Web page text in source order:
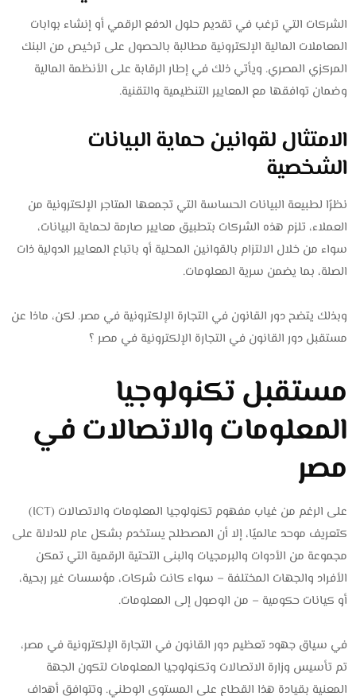
الشركات التي ترغب في تقديم حلول الدفع الرقمي أو إنشاء بوابات
المعاملات المالية الإلكترونية مطالبة بالحصول على ترخيص من البنك
المركزي المصري. ويأتي ذلك في إطار الرقابة على الأنظمة المالية
وضمان توافقها مع المعايير التنظيمية والتقنية.
الامتثال لقوانين حماية البيانات
الشخصية
نظرًا لطبيعة البيانات الحساسة التي تجمعها المتاجر الإلكترونية من
العملاء، تلزم هذه الشركات بتطبيق معايير صارمة لحماية البيانات،
سواء من خلال الالتزام بالقوانين المحلية أو باتباع المعايير الدولية ذات
الصلة، بما يضمن سرية المعلومات.
وبذلك يتضح دور القانون في التجارة الإلكترونية في مصر. لكن، ماذا عن
مستقبل دور القانون في التجارة الإلكترونية في مصر ؟
مستقبل تكنولوجيا
المعلومات والاتصالات في
مصر
على الرغم من غياب مفهوم تكنولوجيا المعلومات والاتصالات (ICT)
كتعريف موحد عالميًا، إلا أن المصطلح يستخدم بشكل عام للدلالة على
مجموعة من الأدوات والبرمجيات والبنى التحتية الرقمية التي تمكن
الأفراد والجهات المختلفة – سواء كانت شركات، مؤسسات غير ربحية،
أو كيانات حكومية – من الوصول إلى المعلومات.
في سياق جهود تعظيم دور القانون في التجارة الإلكترونية في مصر،
تم تأسيس وزارة الاتصالات وتكنولوجيا المعلومات لتكون الجهة
المعنية بقيادة هذا القطاع على المستوى الوطني. وتتوافق أهداف